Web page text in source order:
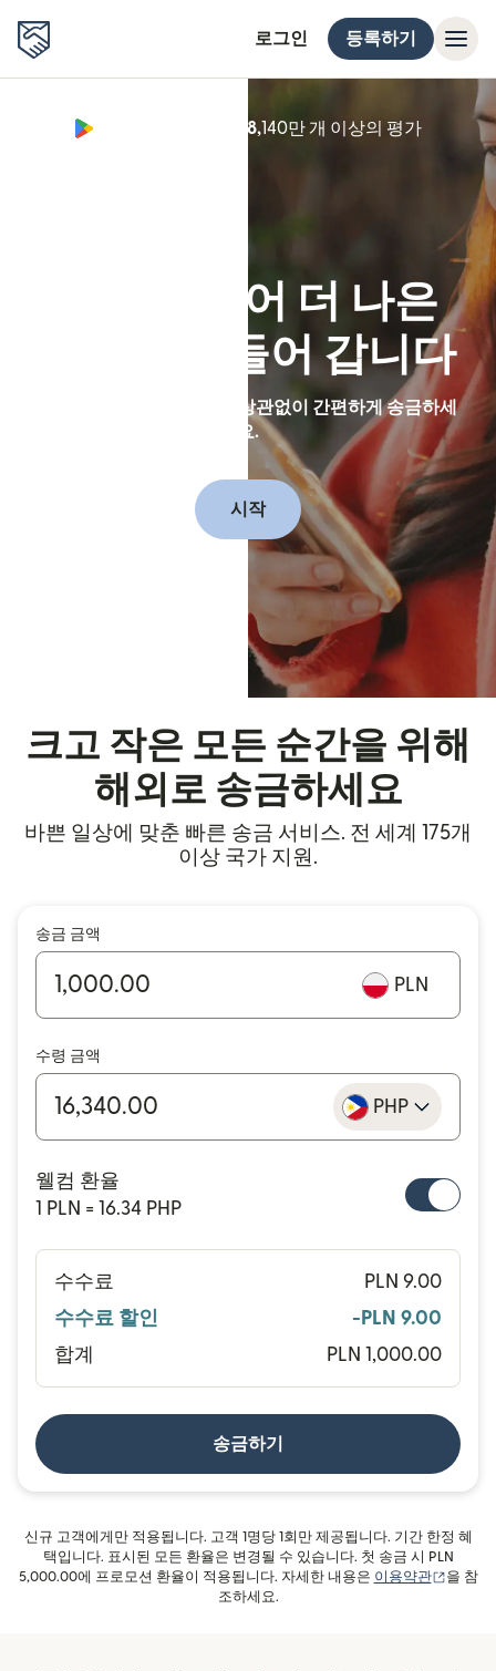
로그인 등록하기
Google Play 별점 4.8,140만 개 이상의 평가
(새 창에
국경을 넘어 더 나은
세상을 만들어 갑니다
Remitly 앱을 통해 거리와 상관없이 간편하게 송금하세
요.
시작
크고 작은 모든 순간을 위해
해외로 송금하세요
바쁜 일상에 맞춘 빠른 송금 서비스. 전 세계 175개
이상 국가 지원.
송금 금액
PLN
수령 금액
PHP
웰컴 환율
1 PLN = 16.34 PHP
수수료
PLN 9.00
수수료 할인
-PLN 9.00
합계
PLN 1,000.00
송금하기
신규 고객에게만 적용됩니다. 고객 1명당 1회만 제공됩니다. 기간 한정 혜
택입니다. 표시된 모든 환율은 변경될 수 있습니다. 첫 송금 시 PLN
5,000.00에 프로모션 환율이 적용됩니다. 자세한 내용은 이용약관 (새 창
을 참
조하세요.